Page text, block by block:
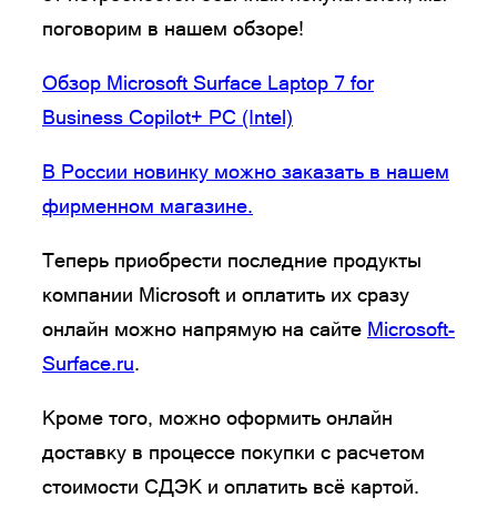
поговорим в нашем обзоре!
Обзор Microsoft Surface Laptop 7 for
Business Copilot+ PC (Intel)
В России новинку можно заказать в нашем
фирменном магазине.
Теперь приобрести последние продукты
компании Microsoft и оплатить их сразу
онлайн можно напрямую на сайте Microsoft-
Surface.ru.
Кроме того, можно оформить онлайн
доставку в процессе покупки с расчетом
стоимости СДЭК и оплатить всё картой.